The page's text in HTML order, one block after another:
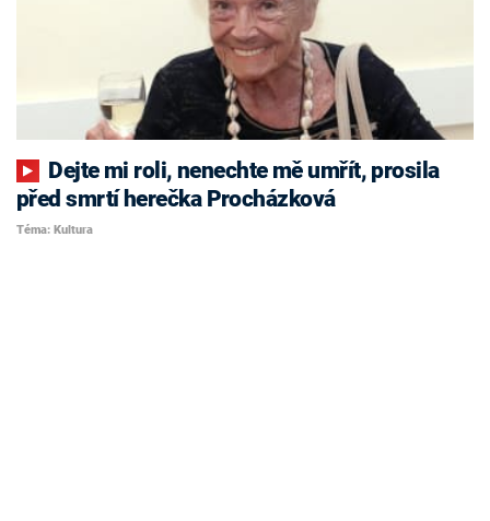
před smrtí herečka Procházková
Téma: Kultura